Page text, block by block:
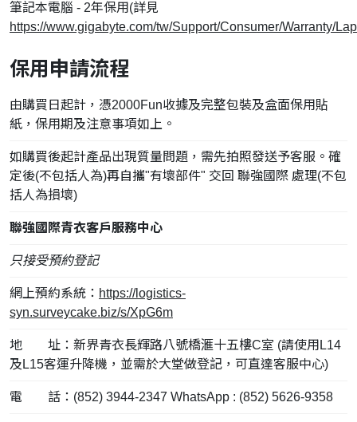
筆記本電腦 - 2年保用(詳見
https://www.gigabyte.com/tw/Support/Consumer/Warranty/
保用申請流程
由購買日起計，憑2000Fun收據及完整包裝及盒面保用貼
紙，保用期及注意事項如上。
如購買後起計產品出現質量問題，需先拍照發送予客服。確
定後(不包括人為)再自攜"有壞部件" 交回 聯強國際 處理(不包
括人為損壞)
聯強國際青衣客戶服務中心
只接受預約登記
網上預約系統： https://logistics-
syn.surveycake.biz/s/XpG6m
地 址：新界青衣長輝路八號橋滙十五樓C室 (請使用L14
及L15客運升降機，並需於大堂做登記，可直達客服中心)
電 話：(852) 3944-2347 WhatsApp : (852) 5626-9358